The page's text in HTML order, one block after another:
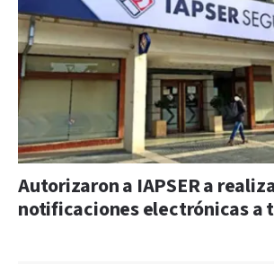
Autorizaron a IAPSER a
notificaciones electrónicas a